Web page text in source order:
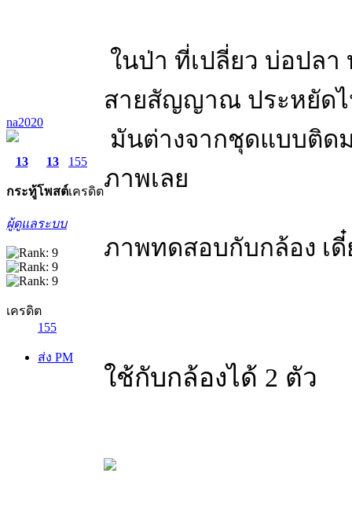
na2020
13
กระทู้
13
โพสต์
155
เครดิต
ผู้ดูแลระบบ
เครดิต
155
ส่ง PM
ในป่า ที่เปลี่ยว บ่อปล
สายสัญญาณ ประหยัดไ
มันต่างจากชุดแบบติด
ภาพเลย
ภาพทดสอบกับกล้อง เ
ใช้กับกล้องได้ 2 ตัว